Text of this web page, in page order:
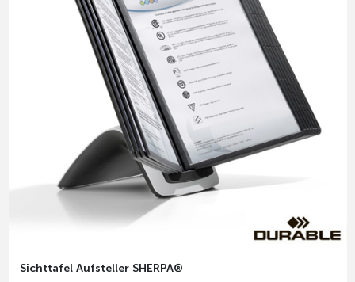
Sichttafel Aufsteller SHERPA®